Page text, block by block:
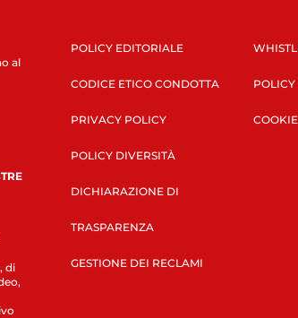
al
di
POLICY EDITORIALE
CODICE ETICO CONDOTTA
PRIVACY POLICY
POLICY DIVERSITÀ
DICHIARAZIONE DI
TRASPARENZA
GESTIONE DEI RECLAMI
POLICY